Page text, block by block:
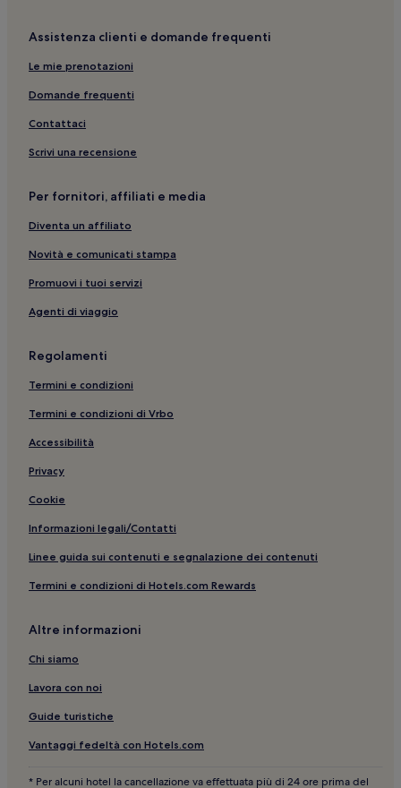
Spiaggia di Letojanni: hotel nelle vicinanze
Sant'alessio Siculo: hotel
Spiaggia di Mazzeo: B&B
Spisone: hotel
Giardini della Villa Comunale: hotel nelle vicinanze
Sant'alessio Siculo: Hotel per famiglie
Santa Teresa di Riva: Hotel con colazione gratuita
Castello di Castelmola: hotel nelle vicinanze
Spiaggia di Mazzeo: Resort e hotel con spa nelle vicinanze
Pagliara: hotel
Chiesa di San Giuseppe: hotel nelle vicinanze
Furci Siculo: hotel
Spiaggia di Spisone: hotel nelle vicinanze
Spiaggia di Mazzeo: Appartamenti
Letojanni: Hotel sulla spiaggia
Melia: hotel
Castelmola: hotel
Funivia di Taormina: hotel nelle vicinanze
Taormina: Hotel con colazione gratuita
Corso Umberto: hotel a 5 stelle
Taormina: hotel a 4 stelle
Locadi: hotel
Teatro San Giorgio: hotel nelle vicinanze
Torre dell'Orologio: hotel nelle vicinanze
Sant'alessio Siculo: Hotel con animali ammessi
Assistenza clienti e domande frequenti
Le mie prenotazioni
Domande frequenti
Contattaci
Scrivi una recensione
Per fornitori, affiliati e media
Diventa un affiliato
Novità e comunicati stampa
Promuovi i tuoi servizi
Agenti di viaggio
Regolamenti
Termini e condizioni
Termini e condizioni di Vrbo
Accessibilità
Privacy
Cookie
Informazioni legali/Contatti
Linee guida sui contenuti e segnalazione dei contenuti
Termini e condizioni di Hotels.com Rewards
Altre informazioni
Chi siamo
Lavora con noi
Guide turistiche
Vantaggi fedeltà con Hotels.com
* Per alcuni hotel la cancellazione va effettuata più di 24 ore prima del